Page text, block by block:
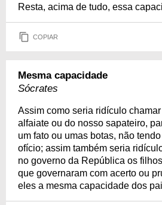
Resta, acima de tudo, essa
COPIAR
Mesma capacidade
Sócrates
Assim como seria ridículo
alfaiate ou do nosso sapateiro,
um fato ou umas botas, não
ofício; assim também seria
no governo da República os
que governaram com acerto ou
eles a mesma capacidade dos